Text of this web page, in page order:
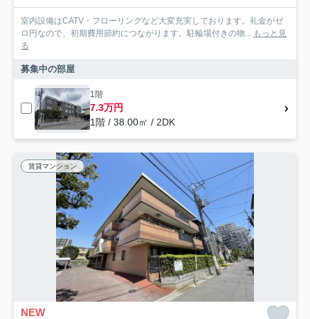
室内設備はCATV・フローリングなど大変充実しております。礼金がゼ
ロ円なので、初期費用節約につながります。駐輪場付きの物...
もっと見
る
募集中の部屋
1階
7.3万円
1階 / 38.00㎡ / 2DK
賃貸マンション
NEW